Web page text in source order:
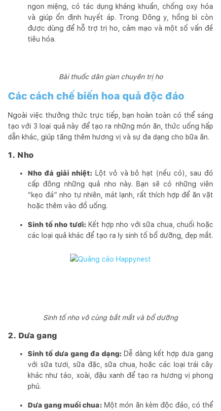
ngon miệng, có tác dụng kháng khuẩn, chống oxy hóa
và giúp ổn định huyết áp. Trong Đông y, hồng bì còn
được dùng để hỗ trợ trị ho, cảm mạo và một số vấn đề
tiêu hóa.
Bài thuốc dân gian chuyên trị ho
Các cách chế biến hoa quả độc đáo
Ngoài việc thưởng thức trực tiếp, bạn hoàn toàn có thể sáng
tạo với 3 loại quả này để tạo ra những món ăn, thức uống hấp
dẫn khác, giúp tăng thêm hương vị và sự đa dạng cho bữa ăn.
1. Nho
Nho đá giải nhiệt: Lột vỏ và bỏ hạt (nếu có), sau đó
cấp đông những quả nho này. Bạn sẽ có những viên
“kẹo đá” nho tự nhiên, mát lạnh, rất thích hợp để ăn vặt
hoặc thêm vào đồ uống.
Sinh tố nho tươi: Kết hợp nho với sữa chua, chuối hoặc
các loại quả khác để tạo ra ly sinh tố bổ dưỡng, đẹp mắt.
Sinh tố nho vô cùng bắt mắt và bổ dưỡng
2. Dưa gang
Sinh tố dưa gang đa dạng: Dễ dàng kết hợp dưa gang
với sữa tươi, sữa đặc, sữa chua, hoặc các loại trái cây
khác như táo, xoài, đậu xanh để tạo ra hương vị phong
phú.
Dưa gang muối chua: Một món ăn kèm độc đáo, có thể